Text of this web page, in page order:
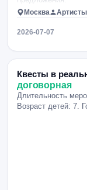
Москва Артисты
2026-07-07
Квесты в
договорная
Длительность
Возраст детей: 7.